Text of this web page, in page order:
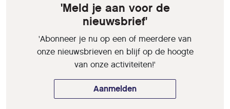
'Meld je aan voor de
nieuwsbrief'
'Abonneer je nu op een of meerdere van
onze nieuwsbrieven en blijf op de hoogte
van onze activiteiten!'
Aanmelden